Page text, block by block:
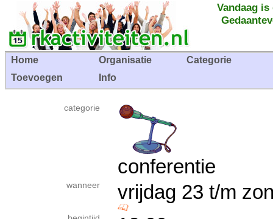
Vandaag
Home Organisatie
Categorie
Toevoegen
Info
categorie
conferentie
wanneer vrijdag 23 t/m